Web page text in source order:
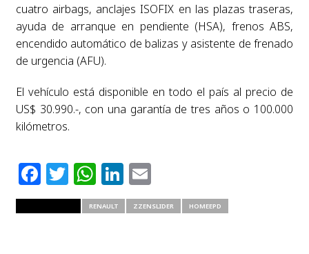
cuatro airbags, anclajes ISOFIX en las plazas traseras,
ayuda de arranque en pendiente (HSA), frenos ABS,
encendido automático de balizas y asistente de frenado
de urgencia (AFU).
El vehículo está disponible en todo el país al precio de
US$ 30.990.-, con una garantía de tres años o 100.000
kilómetros.
Facebook
Twitter
WhatsApp
LinkedIn
Email
RENAULT ZZENSLIDER HOMEEPD